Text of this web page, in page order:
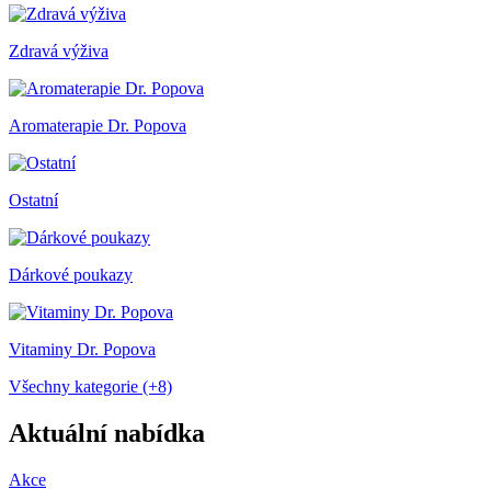
Zdravá výživa
Aromaterapie Dr. Popova
Ostatní
Dárkové poukazy
Vitaminy Dr. Popova
Všechny kategorie (+8)
Aktuální nabídka
Akce